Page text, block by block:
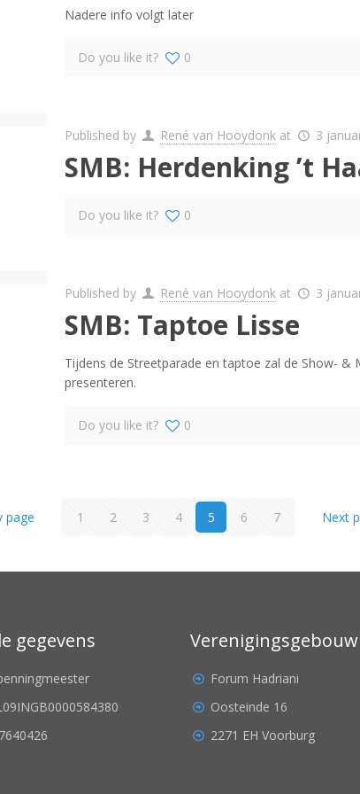
Nadere info volgt later
Do you like it? 0
Published by René van Hooydonk at 3
SMB: Herdenking ’t
Do you like it? 0
Published by René van Hooydonk at 3
SMB: Taptoe Lisse
Tijdens de Streetparade en taptoe zal de Show- &
presenteren.
Do you like it? 0
page 1 2 3 4 5 6 7 Next
gegevens Verenigingsgebouw
Forum Hadriani
Oosteinde 16
2271 EH Voorburg